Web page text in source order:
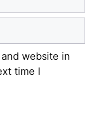
website in
time I